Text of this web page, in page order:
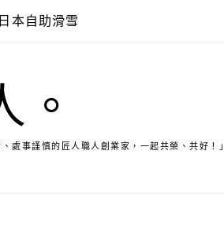
日本自助滑雪
。
處事謹慎的匠人職人創業家，一起共榮、共好！」